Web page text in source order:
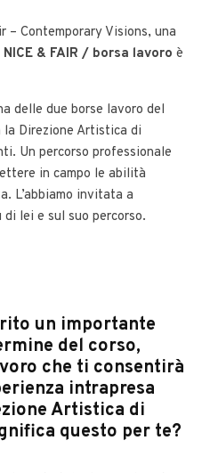
– Contemporary Visions, una
NICE & FAIR / borsa lavoro è
delle due borse lavoro del
Direzione Artistica di
Un percorso professionale
in campo le abilità
L’abbiamo invitata a
lei e sul suo percorso.
un importante
del corso,
che ti consentirà
intrapresa
Artistica di
questo per te?